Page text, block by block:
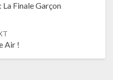
Finale Garçon
Air !